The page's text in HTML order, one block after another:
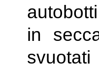
in